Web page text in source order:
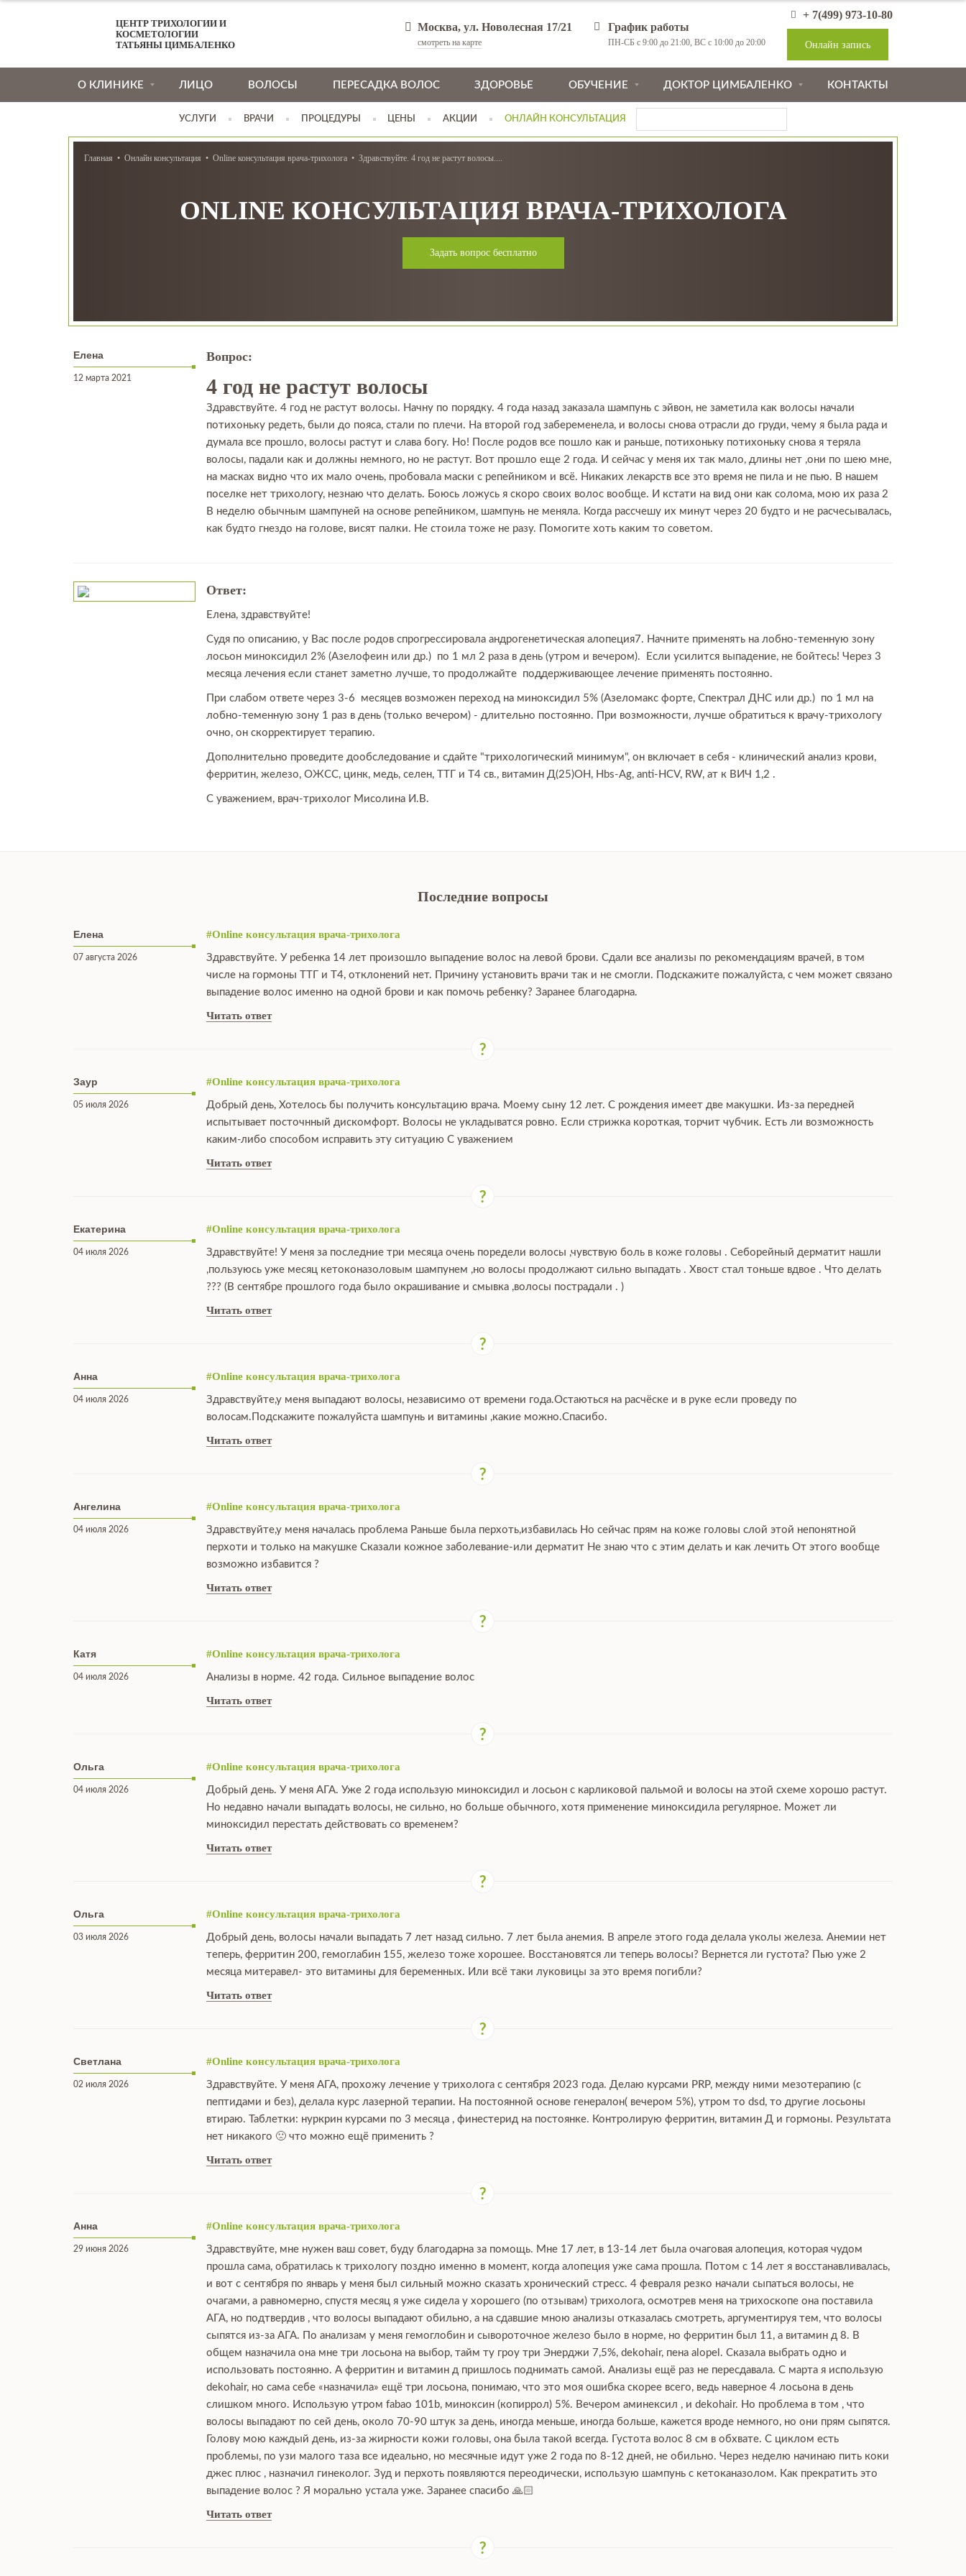
ЦЕНТР ТРИХОЛОГИИ И
КОСМЕТОЛОГИИ
ТАТЬЯНЫ ЦИМБАЛЕНКО
Москва, ул. Новолесная 17/21
смотреть на карте
График работы
ПН-СБ с 9:00 до 21:00, ВС с 10:00 до 20:00
+ 7(499) 973-10-80
Онлайн запись
О КЛИНИКЕ ЛИЦО ВОЛОСЫ ПЕРЕСАДКА ВОЛОС ЗДОРОВЬЕ ОБУЧЕНИЕ ДОКТОР ЦИМБАЛЕНКО КОНТАКТЫ
УСЛУГИ ВРАЧИ ПРОЦЕДУРЫ ЦЕНЫ АКЦИИ ОНЛАЙН КОНСУЛЬТАЦИЯ
Главная Онлайн консультация Online консультация врача-трихолога Здравствуйте. 4 год не растут волосы....
ONLINE КОНСУЛЬТАЦИЯ ВРАЧА-ТРИХОЛОГА
Задать вопрос бесплатно
Елена
12 марта 2021
Вопрос:
4 год не растут волосы
Здравствуйте. 4 год не растут волосы. Начну по порядку. 4 года назад заказала шампунь с эйвон, не заметила как волосы начали
потихоньку редеть, были до пояса, стали по плечи. На второй год забеременела, и волосы снова отрасли до груди, чему я была рада и
думала все прошло, волосы растут и слава богу. Но! После родов все пошло как и раньше, потихоньку потихоньку снова я теряла
волосы, падали как и должны немного, но не растут. Вот прошло еще 2 года. И сейчас у меня их так мало, длины нет ,они по шею мне,
на масках видно что их мало очень, пробовала маски с репейником и всё. Никаких лекарств все это время не пила и не пью. В нашем
поселке нет трихологу, незнаю что делать. Боюсь ложусь я скоро своих волос вообще. И кстати на вид они как солома, мою их раза 2
В неделю обычным шампуней на основе репейником, шампунь не меняла. Когда рассчешу их минут через 20 будто и не расчесывалась,
как будто гнездо на голове, висят палки. Не стоила тоже не разу. Помогите хоть каким то советом.
Ответ:
Елена, здравствуйте!
Судя по описанию, у Вас после родов спрогрессировала андрогенетическая алопеция7. Начните применять на лобно-теменную зону
лосьон миноксидил 2% (Азелофеин или др.) по 1 мл 2 раза в день (утром и вечером). Если усилится выпадение, не бойтесь! Через 3
месяца лечения если станет заметно лучше, то продолжайте поддерживающее лечение применять постоянно.
При слабом ответе через 3-6 месяцев возможен переход на миноксидил 5% (Азеломакс форте, Спектрал ДНС или др.) по 1 мл на
лобно-теменную зону 1 раз в день (только вечером) - длительно постоянно. При возможности, лучше обратиться к врачу-трихологу
очно, он скорректирует терапию.
Дополнительно проведите дообследование и сдайте "трихологический минимум", он включает в себя - клинический анализ крови,
ферритин, железо, ОЖСС, цинк, медь, селен, ТТГ и Т4 св., витамин Д(25)ОН, Hbs-Ag, anti-HCV, RW, ат к ВИЧ 1,2 .
С уважением, врач-трихолог Мисолина И.В.
Последние вопросы
Елена
07 августа 2026
#Online консультация врача-трихолога
Здравствуйте. У ребенка 14 лет произошло выпадение волос на левой брови. Сдали все анализы по рекомендациям врачей, в том
числе на гормоны ТТГ и Т4, отклонений нет. Причину установить врачи так и не смогли. Подскажите пожалуйста, с чем может связано
выпадение волос именно на одной брови и как помочь ребенку? Заранее благодарна.
Читать ответ
Заур
05 июля 2026
#Online консультация врача-трихолога
Добрый день, Хотелось бы получить консультацию врача. Моему сыну 12 лет. С рождения имеет две макушки. Из-за передней
испытывает посточнный дискомфорт. Волосы не укладыватся ровно. Если стрижка короткая, торчит чубчик. Есть ли возможность
каким-либо способом исправить эту ситуацию С уважением
Читать ответ
Екатерина
04 июля 2026
#Online консультация врача-трихолога
Здравствуйте! У меня за последние три месяца очень поредели волосы ,чувствую боль в коже головы . Себорейный дерматит нашли
,пользуюсь уже месяц кетоконазоловым шампунем ,но волосы продолжают сильно выпадать . Хвост стал тоньше вдвое . Что делать
??? (В сентябре прошлого года было окрашивание и смывка ,волосы пострадали . )
Читать ответ
Анна
04 июля 2026
#Online консультация врача-трихолога
Здравствуйте,у меня выпадают волосы, независимо от времени года.Остаються на расчёске и в руке если проведу по
волосам.Подскажите пожалуйста шампунь и витамины ,какие можно.Спасибо.
Читать ответ
Ангелина
04 июля 2026
#Online консультация врача-трихолога
Здравствуйте,у меня началась проблема Раньше была перхоть,избавилась Но сейчас прям на коже головы слой этой непонятной
перхоти и только на макушке Сказали кожное заболевание-или дерматит Не знаю что с этим делать и как лечить От этого вообще
возможно избавится ?
Читать ответ
Катя
04 июля 2026
#Online консультация врача-трихолога
Анализы в норме. 42 года. Сильное выпадение волос
Читать ответ
Ольга
04 июля 2026
#Online консультация врача-трихолога
Добрый день. У меня АГА. Уже 2 года использую миноксидил и лосьон с карликовой пальмой и волосы на этой схеме хорошо растут.
Но недавно начали выпадать волосы, не сильно, но больше обычного, хотя применение миноксидила регулярное. Может ли
миноксидил перестать действовать со временем?
Читать ответ
Ольга
03 июля 2026
#Online консультация врача-трихолога
Добрый день, волосы начали выпадать 7 лет назад сильно. 7 лет была анемия. В апреле этого года делала уколы железа. Анемии нет
теперь, ферритин 200, гемоглабин 155, железо тоже хорошее. Восстановятся ли теперь волосы? Вернется ли густота? Пью уже 2
месяца митеравел- это витамины для беременных. Или всё таки луковицы за это время погибли?
Читать ответ
Светлана
02 июля 2026
#Online консультация врача-трихолога
Здравствуйте. У меня АГА, прохожу лечение у трихолога с сентября 2023 года. Делаю курсами PRP, между ними мезотерапию (с
пептидами и без), делала курс лазерной терапии. На постоянной основе генералон( вечером 5%), утром то dsd, то другие лосьоны
втираю. Таблетки: нуркрин курсами по 3 месяца , финестерид на постоянке. Контролирую ферритин, витамин Д и гормоны. Результата
нет никакого 🙁 что можно ещё применить ?
Читать ответ
Анна
29 июня 2026
#Online консультация врача-трихолога
Здравствуйте, мне нужен ваш совет, буду благодарна за помощь. Мне 17 лет, в 13-14 лет была очаговая алопеция, которая чудом
прошла сама, обратилась к трихологу поздно именно в момент, когда алопеция уже сама прошла. Потом с 14 лет я восстанавливалась,
и вот с сентября по январь у меня был сильный можно сказать хронический стресс. 4 февраля резко начали сыпаться волосы, не
очагами, а равномерно, спустя месяц я уже сидела у хорошего (по отзывам) трихолога, осмотрев меня на трихоскопе она поставила
АГА, но подтвердив , что волосы выпадают обильно, а на сдавшие мною анализы отказалась смотреть, аргументируя тем, что волосы
сыпятся из-за АГА. По анализам у меня гемоглобин и сывороточное железо было в норме, но ферритин был 11, а витамин д 8. В
общем назначила она мне три лосьона на выбор, тайм ту гроу три Энерджи 7,5%, dekohair, пена alopel. Сказала выбрать одно и
использовать постоянно. А ферритин и витамин д пришлось поднимать самой. Анализы ещё раз не пересдавала. С марта я использую
dekohair, но сама себе «назначила» ещё три лосьона, понимаю, что это моя ошибка скорее всего, ведь наверное 4 лосьона в день
слишком много. Использую утром fabao 101b, миноксин (копиррол) 5%. Вечером аминексил , и dekohair. Но проблема в том , что
волосы выпадают по сей день, около 70-90 штук за день, иногда меньше, иногда больше, кажется вроде немного, но они прям сыпятся.
Голову мою каждый день, из-за жирности кожи головы, она была такой всегда. Густота волос 8 см в обхвате. С циклом есть
проблемы, по узи малого таза все идеально, но месячные идут уже 2 года по 8-12 дней, не обильно. Через неделю начинаю пить коки
джес плюс , назначил гинеколог. Зуд и перхоть появляются переодически, использую шампунь с кетоканазолом. Как прекратить это
выпадение волос ? Я морально устала уже. Заранее спасибо 🙏🏻
Читать ответ